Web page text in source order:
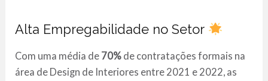
Alta Empregabilidade no Setor
Com uma média de 70% de contratações formais na
área de Design de Interiores entre 2021 e 2022, as